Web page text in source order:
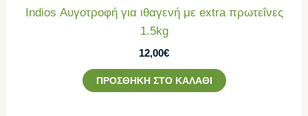
Indios Αυγοτροφή για ιθαγενή με extra πρωτεΐνες
1.5kg
12,00€
ΠΡΟΣΘΉΚΗ ΣΤΟ ΚΑΛΆΘΙ